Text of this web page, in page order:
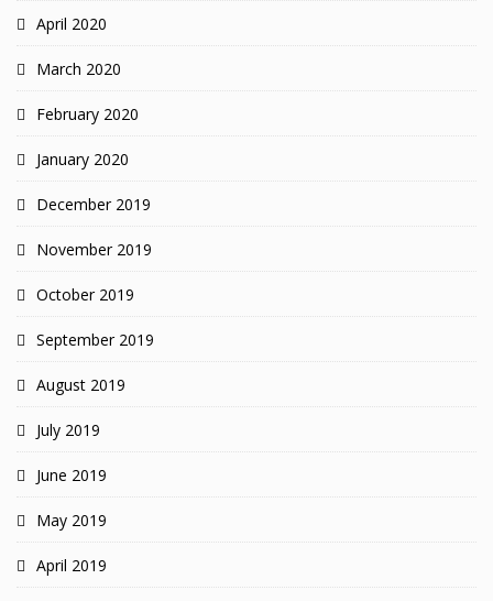
April 2020
March 2020
February 2020
January 2020
December 2019
November 2019
October 2019
September 2019
August 2019
July 2019
June 2019
May 2019
April 2019